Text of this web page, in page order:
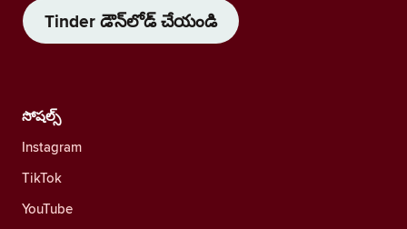
Tinder డౌన్‌లోడ్ చేయండి
సోషల్స్
Instagram
TikTok
YouTube